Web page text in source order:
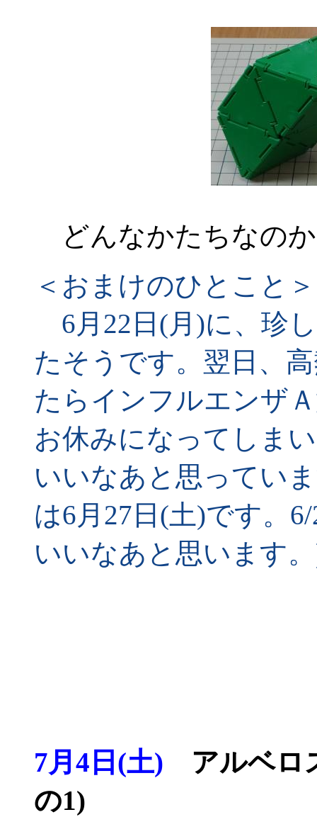
どんなかたちなの
＜おまけのひとこと＞
6月22日(月)に、珍
たそうです。翌日、
たらインフルエンザ
お休みになってしま
いいなあと思ってい
は6月27日(土)です。
いいなあと思います
7月4日(土) アルベロ
の1)